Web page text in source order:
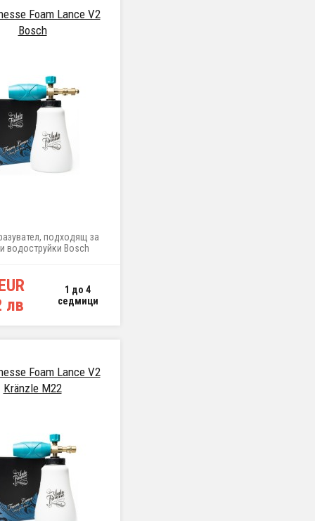
Foam Lance V2
Bosch
подходящ за
водоструйки Bosch
лв
1 до 4
седмици
Foam Lance V2
Kränzle M22